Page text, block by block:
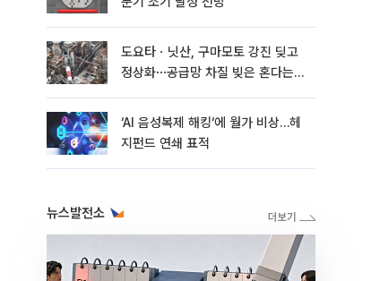
도요타ㆍ닛산, 구마모토 강진 딪고
정상화⋯공급망 차질 빚은 혼다는
‘AI 음성복제 해킹‘에 월가 비상…헤
지펀드 연쇄 표적
뉴스발전소